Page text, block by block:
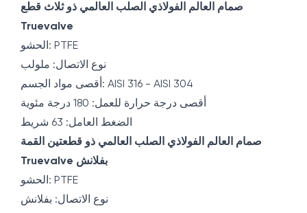
صمام العالم الفولاذي الصلب العالمي ذو ثلاث قطع
Truevalve
الحشو: PTFE
نوع الاتصال: ملولب
أقصى مواد الجسم: AISI 316 - AISI 304
أقصى درجة حرارة للعمل: 180 درجة مئوية
الضغط العامل: 63 شريط
صمام العالم الفولاذي الصلب العالمي ذو قطعتين القمة
Truevalve بفلانش
الحشو: PTFE
نوع الاتصال: بفلانش